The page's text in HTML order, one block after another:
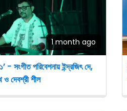
1 month ago
- সংগীত পরিবেশনায় ইন্দ্রজিৎ দে,
ও দেবশ্রী শীল